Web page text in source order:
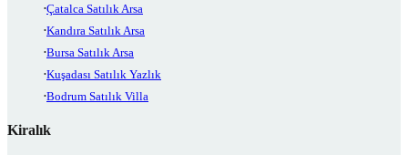
Çatalca Satılık Arsa
Kandıra Satılık Arsa
Bursa Satılık Arsa
Kuşadası Satılık Yazlık
Bodrum Satılık Villa
Kiralık